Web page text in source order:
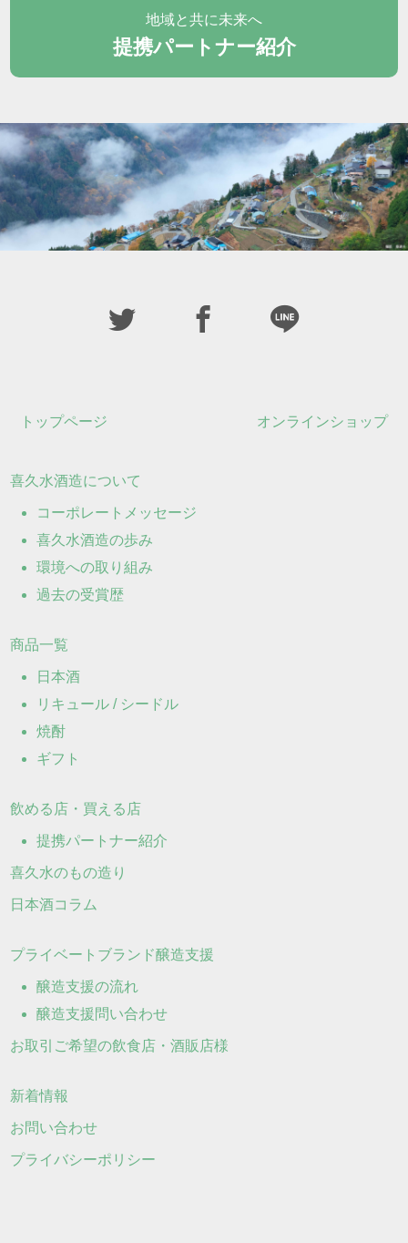
地域と共に未来へ
提携パートナー紹介
トップページ オンラインショップ
喜久水酒造について
コーポレートメッセージ
喜久水酒造の歩み
環境への取り組み
過去の受賞歴
商品一覧
日本酒
リキュール / シードル
焼酎
ギフト
飲める店・買える店
提携パートナー紹介
喜久水のもの造り
日本酒コラム
プライベートブランド醸造支援
醸造支援の流れ
醸造支援問い合わせ
お取引ご希望の飲食店・酒販店様
新着情報
お問い合わせ
プライバシーポリシー